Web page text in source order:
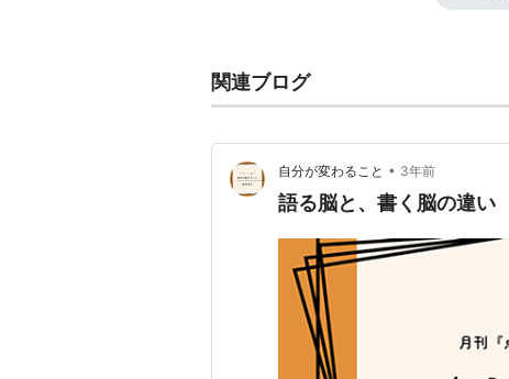
『ペドロ・パラモ』（1955）
『燃える平原』（1953）
→邦訳者（杉山晃氏）によるあと
http://homepage1.nifty.com/
→ロベルト・ガバルドン（
→アルトゥーロ・リプステイン（
関連ブログ
自分が変わること • 3年前
語る脳と、書く脳の違い